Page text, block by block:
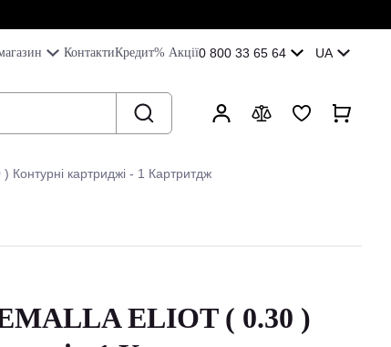
КонтактиКредит% Акції0 800 33 65 64 UA
картриджі - 1 Картритдж
ELIOT ( 0.30 )